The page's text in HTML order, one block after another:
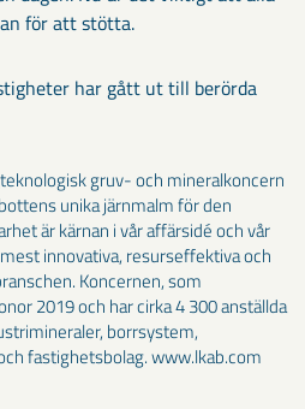
för att stötta.
har gått ut till berörda
gruv- och mineralkoncern
unika järnmalm för den
är kärnan i vår affärsidé och vår
innovativa, resurseffektiva och
Koncernen, som
2019 och har cirka 4 300 anställda
borrsystem,
fastighetsbolag. www.lkab.com